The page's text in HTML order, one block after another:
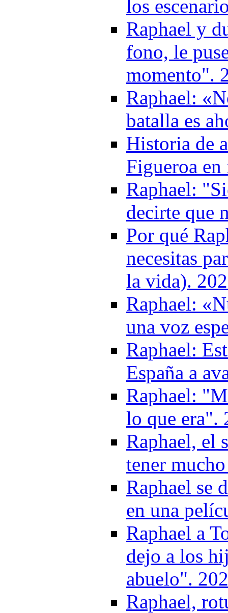
los
Raphael y
fono, le
momento".
Raphael:
batalla es
Historia de
Figueroa en
Raphael:
decirte que
Por qué
necesitas
la vida).
Raphael:
una voz
Raphael:
España a
Raphael:
lo que era".
Raphael, el
tener
Raphael se
en una
Raphael a
dejo a los
abuelo".
Raphael,